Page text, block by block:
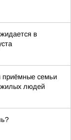
в
приёмные семьи
людей